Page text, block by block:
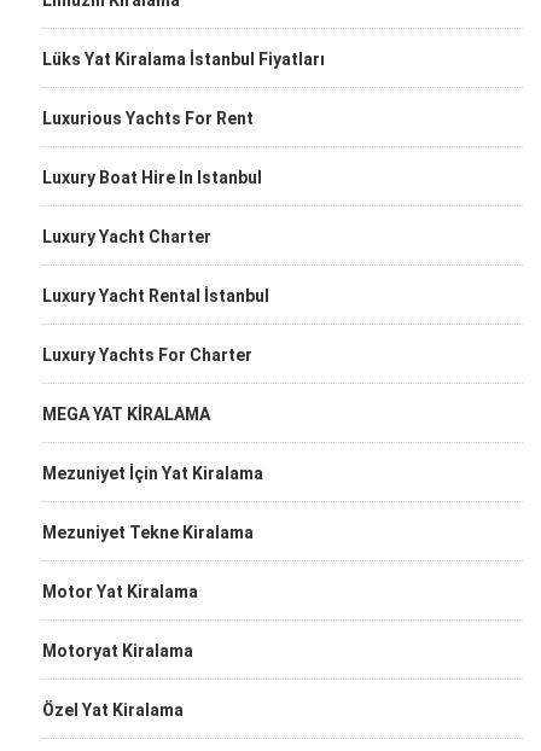
Lüks Yat Kiralama İstanbul Fiyatları
Luxurious Yachts For Rent
Luxury Boat Hire In Istanbul
Luxury Yacht Charter
Luxury Yacht Rental İstanbul
Luxury Yachts For Charter
MEGA YAT KİRALAMA
Mezuniyet İçin Yat Kiralama
Mezuniyet Tekne Kiralama
Motor Yat Kiralama
Motoryat Kiralama
Özel Yat Kiralama